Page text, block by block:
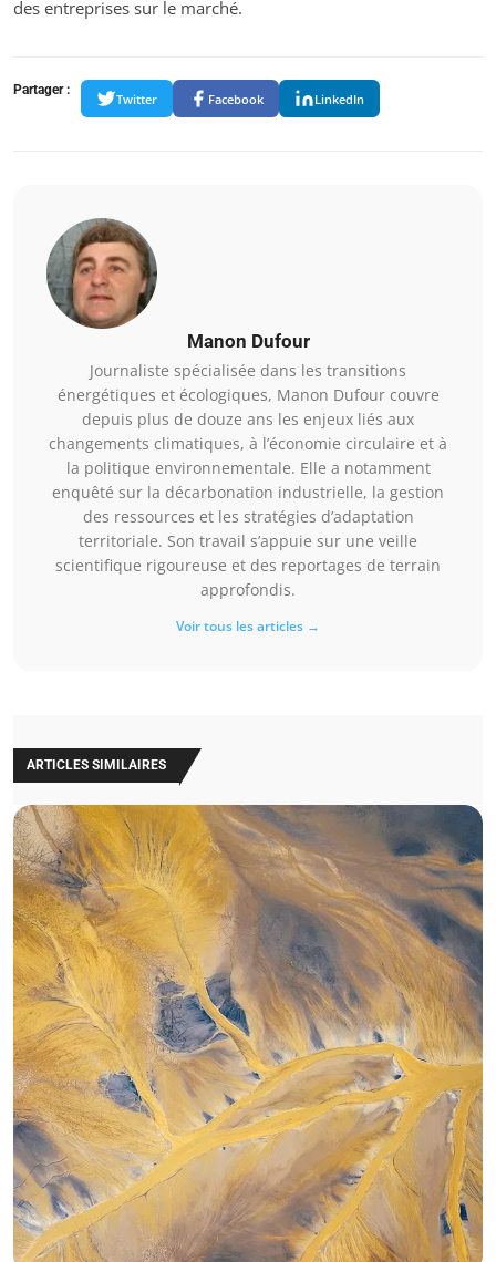
des entreprises sur le marché.
Partager :
Twitter Facebook LinkedIn
Manon Dufour
Journaliste spécialisée dans les transitions
énergétiques et écologiques, Manon Dufour couvre
depuis plus de douze ans les enjeux liés aux
changements climatiques, à l’économie circulaire et à
la politique environnementale. Elle a notamment
enquêté sur la décarbonation industrielle, la gestion
des ressources et les stratégies d’adaptation
territoriale. Son travail s’appuie sur une veille
scientifique rigoureuse et des reportages de terrain
approfondis.
Voir tous les articles →
ARTICLES SIMILAIRES